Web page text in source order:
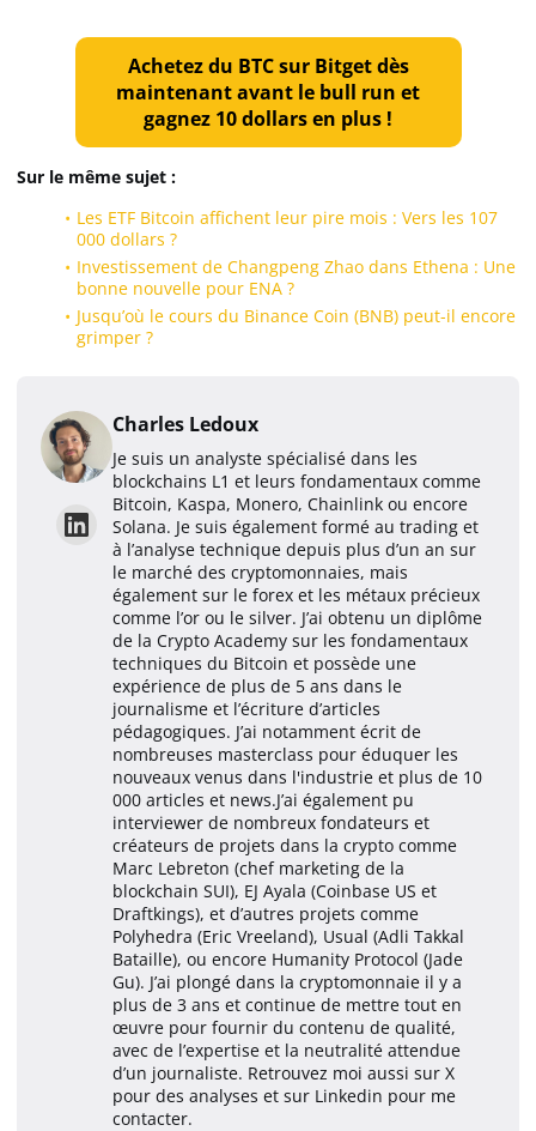
Achetez du BTC sur Bitget dès
maintenant avant le bull run et
gagnez 10 dollars en plus !
Sur le même sujet :
Les ETF Bitcoin affichent leur pire mois : Vers les 107
000 dollars ?
Investissement de Changpeng Zhao dans Ethena : Une
bonne nouvelle pour ENA ?
Jusqu’où le cours du Binance Coin (BNB) peut-il encore
grimper ?
Charles Ledoux
Je suis un analyste spécialisé dans les
blockchains L1 et leurs fondamentaux comme
Bitcoin, Kaspa, Monero, Chainlink ou encore
Solana. Je suis également formé au trading et
à l’analyse technique depuis plus d’un an sur
le marché des cryptomonnaies, mais
également sur le forex et les métaux précieux
comme l’or ou le silver. J’ai obtenu un diplôme
de la Crypto Academy sur les fondamentaux
techniques du Bitcoin et possède une
expérience de plus de 5 ans dans le
journalisme et l’écriture d’articles
pédagogiques. J’ai notamment écrit de
nombreuses masterclass pour éduquer les
nouveaux venus dans l'industrie et plus de 10
000 articles et news.J’ai également pu
interviewer de nombreux fondateurs et
créateurs de projets dans la crypto comme
Marc Lebreton (chef marketing de la
blockchain SUI), EJ Ayala (Coinbase US et
Draftkings), et d’autres projets comme
Polyhedra (Eric Vreeland), Usual (Adli Takkal
Bataille), ou encore Humanity Protocol (Jade
Gu). J’ai plongé dans la cryptomonnaie il y a
plus de 3 ans et continue de mettre tout en
œuvre pour fournir du contenu de qualité,
avec de l’expertise et la neutralité attendue
d’un journaliste. Retrouvez moi aussi sur X
pour des analyses et sur Linkedin pour me
contacter.